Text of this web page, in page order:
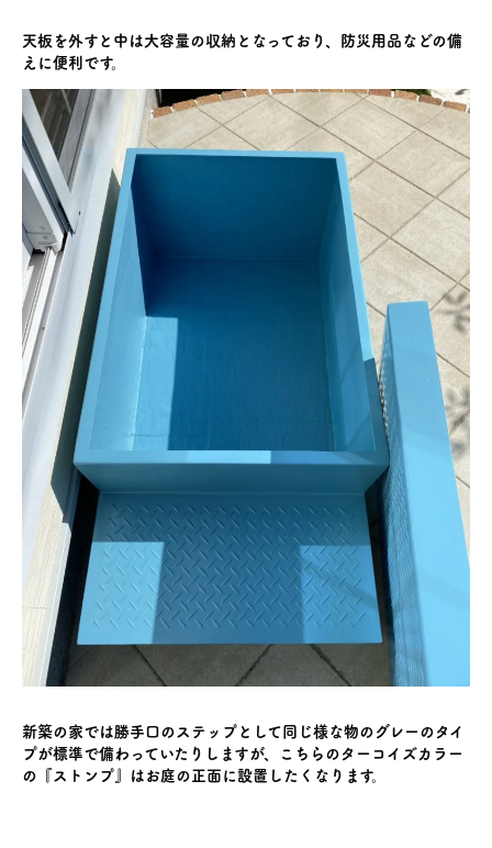
天板を外すと中は大容量の収納となっており、防災用品などの備
えに便利です。
新築の家では勝手口のステップとして同じ様な物のグレーのタイ
プが標準で備わっていたりしますが、こちらのターコイズカラー
の『ストンプ』はお庭の正面に設置したくなります。